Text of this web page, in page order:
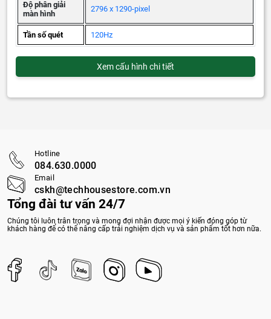
Độ phân giải
màn hình
2796 x 1290-pixel
Tần số quét 120Hz
Xem cấu hình chi tiết
Tổng đài tư vấn 24/7
Chúng tôi luôn trân trọng và mong đợi nhận được mọi ý kiến đóng góp từ
khách hàng để có thể nâng cấp trải nghiệm dịch vụ và sản phẩm tốt hơn nữa.
Hotline
084.630.0000
Email
cskh@techhousestore.com.vn